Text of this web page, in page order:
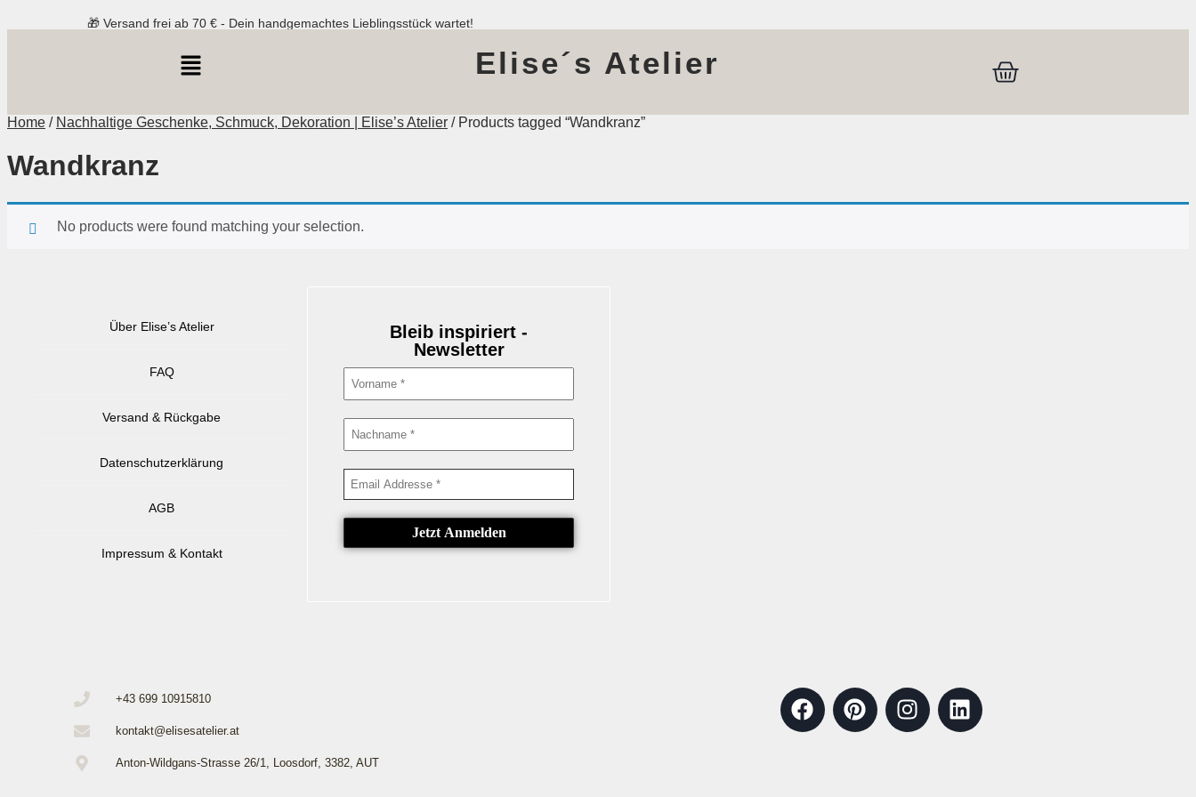
🎁 Versand frei ab 70 € - Dein handgemachtes Lieblingsstück wartet!
Elise´s Atelier
Home / Nachhaltige Geschenke, Schmuck, Dekoration | Elise’s Atelier / Products tagged “Wandkranz”
Wandkranz
No products were found matching your selection.
Über Elise’s Atelier
FAQ
Versand & Rückgabe
Datenschutzerklärung
AGB
Impressum & Kontakt
Bleib inspiriert -
Newsletter
+43 699 10915810
kontakt@elisesatelier.at
Anton-Wildgans-Strasse 26/1, Loosdorf, 3382, AUT